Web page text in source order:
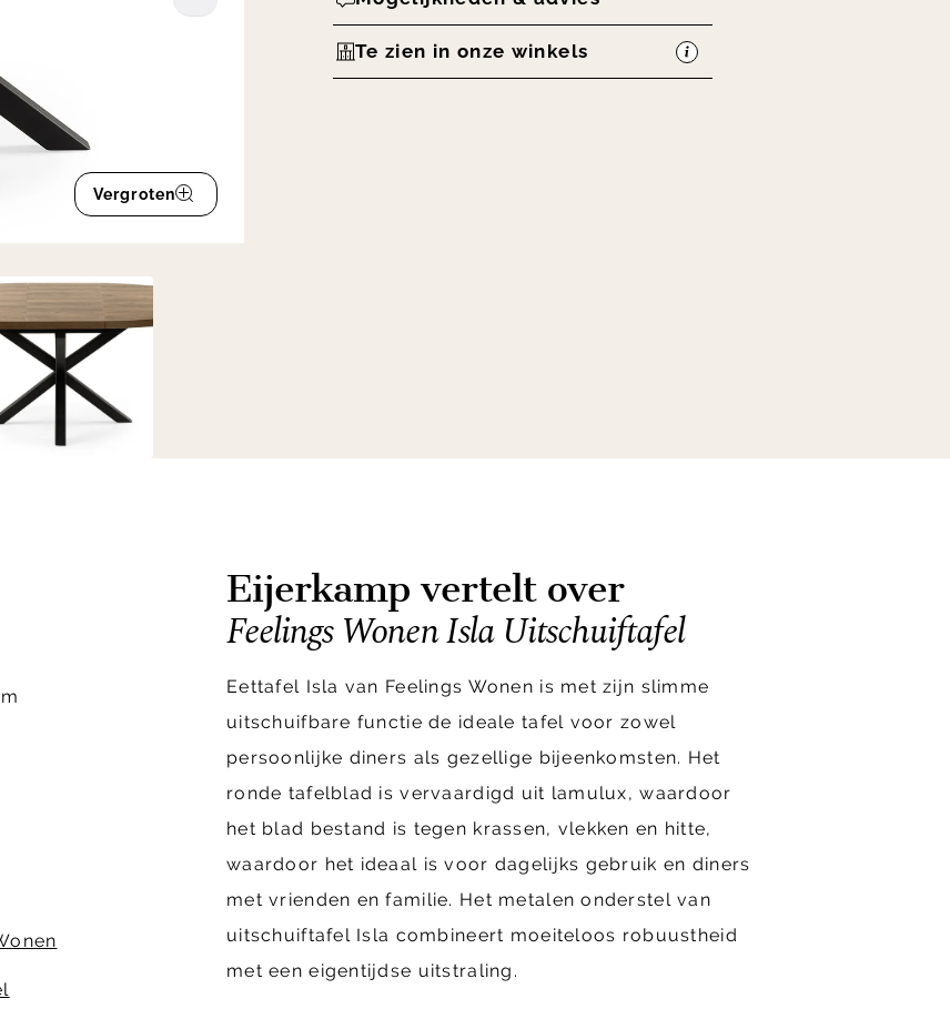
Vergroten
Te zien in onze winkels
Eijerkamp vertelt over
Feelings Wonen Isla Uitschuiftafel
Eettafel Isla van Feelings Wonen is met zijn slimme
uitschuifbare functie de ideale tafel voor zowel
persoonlijke diners als gezellige bijeenkomsten. Het
ronde tafelblad is vervaardigd uit lamulux, waardoor
het blad bestand is tegen krassen, vlekken en hitte,
waardoor het ideaal is voor dagelijks gebruik en diners
met vrienden en familie. Het metalen onderstel van
uitschuiftafel Isla combineert moeiteloos robuustheid
met een eigentijdse uitstraling.